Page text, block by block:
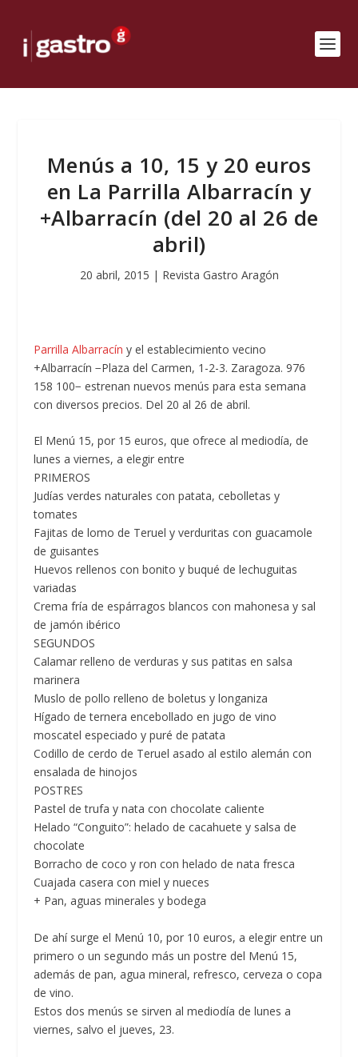
Menús a 10, 15 y 20 euros
en La Parrilla Albarracín y
+Albarracín (del 20 al 26 de
abril)
20 abril, 2015 | Revista Gastro Aragón
Parrilla Albarracín y el establecimiento vecino
+Albarracín −Plaza del Carmen, 1-2-3. Zaragoza. 976
158 100− estrenan nuevos menús para esta semana
con diversos precios. Del 20 al 26 de abril.
El Menú 15, por 15 euros, que ofrece al mediodía, de
lunes a viernes, a elegir entre
PRIMEROS
Judías verdes naturales con patata, cebolletas y
tomates
Fajitas de lomo de Teruel y verduritas con guacamole
de guisantes
Huevos rellenos con bonito y buqué de lechuguitas
variadas
Crema fría de espárragos blancos con mahonesa y sal
de jamón ibérico
SEGUNDOS
Calamar relleno de verduras y sus patitas en salsa
marinera
Muslo de pollo relleno de boletus y longaniza
Hígado de ternera encebollado en jugo de vino
moscatel especiado y puré de patata
Codillo de cerdo de Teruel asado al estilo alemán con
ensalada de hinojos
POSTRES
Pastel de trufa y nata con chocolate caliente
Helado “Conguito”: helado de cacahuete y salsa de
chocolate
Borracho de coco y ron con helado de nata fresca
Cuajada casera con miel y nueces
+ Pan, aguas minerales y bodega
De ahí surge el Menú 10, por 10 euros, a elegir entre un
primero o un segundo más un postre del Menú 15,
además de pan, agua mineral, refresco, cerveza o copa
de vino.
Estos dos menús se sirven al mediodía de lunes a
viernes, salvo el jueves, 23.